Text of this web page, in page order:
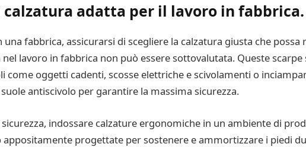
calzatura adatta per il lavoro in fabbrica.
una fabbrica, assicurarsi di scegliere la calzatura giusta che
nel lavoro in fabbrica non può essere sottovalutata. Queste
come oggetti cadenti, scosse elettriche e scivolamenti o
antiscivolo per garantire la massima sicurezza.
indossare calzature ergonomiche in un ambiente di
progettate per sostenere e ammortizzare i piedi